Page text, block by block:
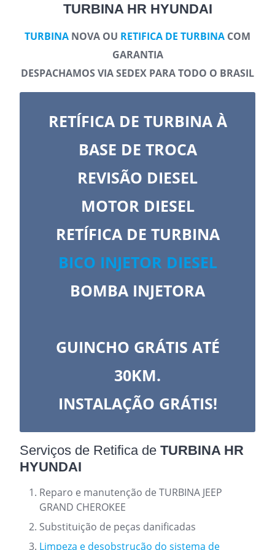
TURBINA HR HYUNDAI
TURBINA NOVA OU RETIFICA DE TURBINA COM
GARANTIA
DESPACHAMOS VIA SEDEX PARA TODO O BRASIL
RETÍFICA DE TURBINA À
BASE DE TROCA
REVISÃO DIESEL
MOTOR DIESEL
RETÍFICA DE TURBINA
BICO INJETOR DIESEL
BOMBA INJETORA
GUINCHO GRÁTIS ATÉ
30KM.
INSTALAÇÃO GRÁTIS!
Serviços de Retifica de TURBINA HR
HYUNDAI
Reparo e manutenção de TURBINA JEEP
GRAND CHEROKEE
Substituição de peças danificadas
Limpeza e desobstrução do sistema de